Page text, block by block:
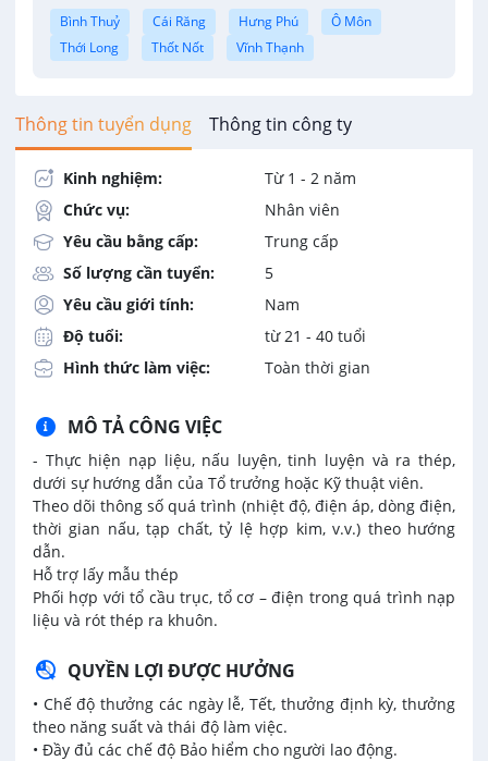
Bình Thuỷ Cái Răng Hưng Phú
Ô Môn
Thới Long
Thốt Nốt Vĩnh Thạnh
Thông tin tuyển dụng Thông tin công ty
Kinh nghiệm:
Từ 1 - 2 năm
Chức vụ:
Nhân viên
Yêu cầu bằng cấp:
Trung cấp
Số lượng cần tuyển:
5
Yêu cầu giới tính:
Nam
Độ tuổi:
từ 21 - 40 tuổi
Hình thức làm việc:
Toàn thời gian
MÔ TẢ CÔNG VIỆC
- Thực hiện nạp liệu, nấu luyện, tinh luyện và ra thép,
dưới sự hướng dẫn của Tổ trưởng hoặc Kỹ thuật viên.
Theo dõi thông số quá trình (nhiệt độ, điện áp, dòng điện,
thời gian nấu, tạp chất, tỷ lệ hợp kim, v.v.) theo hướng
dẫn.
Hỗ trợ lấy mẫu thép
Phối hợp với tổ cầu trục, tổ cơ – điện trong quá trình nạp
liệu và rót thép ra khuôn.
QUYỀN LỢI ĐƯỢC HƯỞNG
• Chế độ thưởng các ngày lễ, Tết, thưởng định kỳ, thưởng
theo năng suất và thái độ làm việc.
• Đầy đủ các chế độ Bảo hiểm cho người lao động.